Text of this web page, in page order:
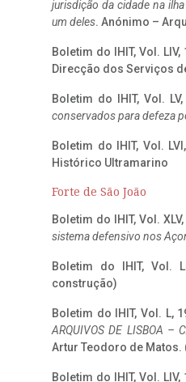
jurisdição da cidade na
um deles. Anónimo –
Boletim do IHIT, Vol. LIV,
Direcção dos Serviços
Boletim do IHIT, Vol.
conservados para defeza
Boletim do IHIT, Vol.
Histórico Ultramarino
Forte de São João
Boletim do IHIT, Vol.
sistema defensivo nos
Boletim do IHIT, Vol.
construção)
Boletim do IHIT, Vol. L,
ARQUIVOS DE LISBOA –
Artur Teodoro de Matos.
Boletim do IHIT, Vol. LIV,